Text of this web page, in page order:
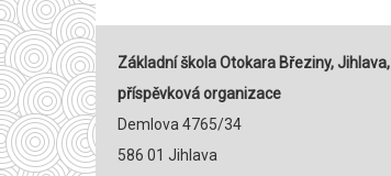
Základní škola Otokara Březiny, Jihlava,
příspěvková organizace
Demlova 4765/34
586 01 Jihlava